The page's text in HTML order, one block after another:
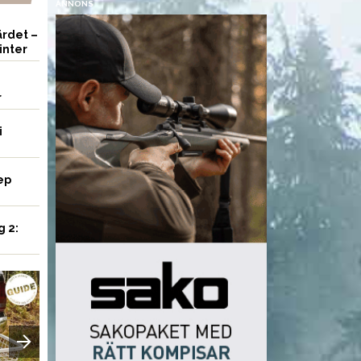
–
2:
UTRUSTNING
ANNONS